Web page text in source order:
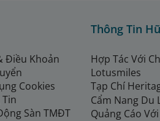
Điều Khoản
Cookies
Sàn TMĐT
Thông Tin
Hợp Tác Với
Lotusmiles
Tạp Chí
Cẩm Nang Du
Quảng Cáo